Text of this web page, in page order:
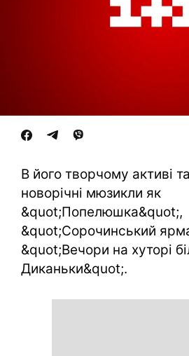
В його творчому активі
новорічні мюзикли як
&quot;Попелюшка&quot;,
&quot;Сорочинський
&quot;Вечори на хуторі
Диканьки&quot;.